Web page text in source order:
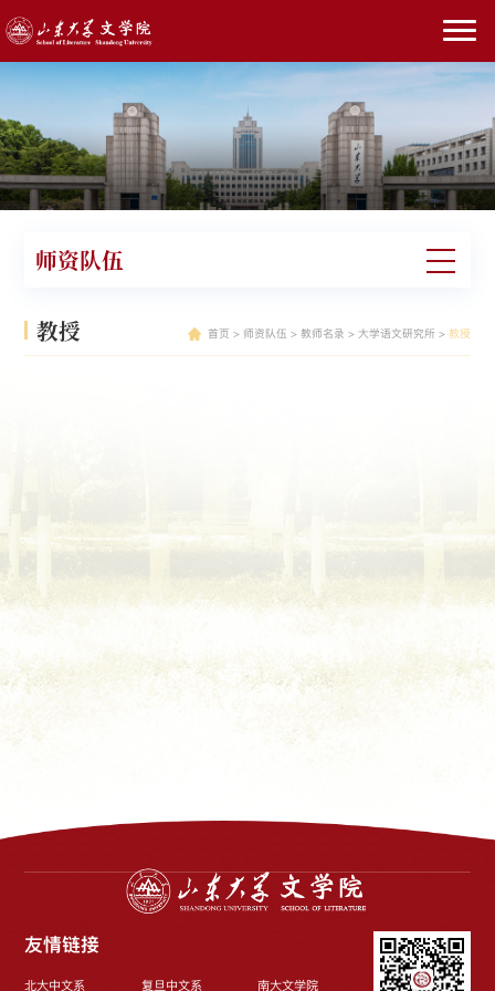
师资队伍
教授 首页 > 师资队伍 > 教师名录 > 大学语文研究所> 教授
友情链接
北大中文系 复旦中文系 南大文学院